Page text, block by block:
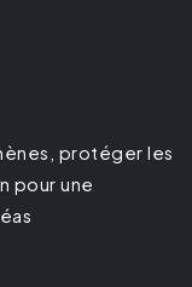
protéger les
pour une